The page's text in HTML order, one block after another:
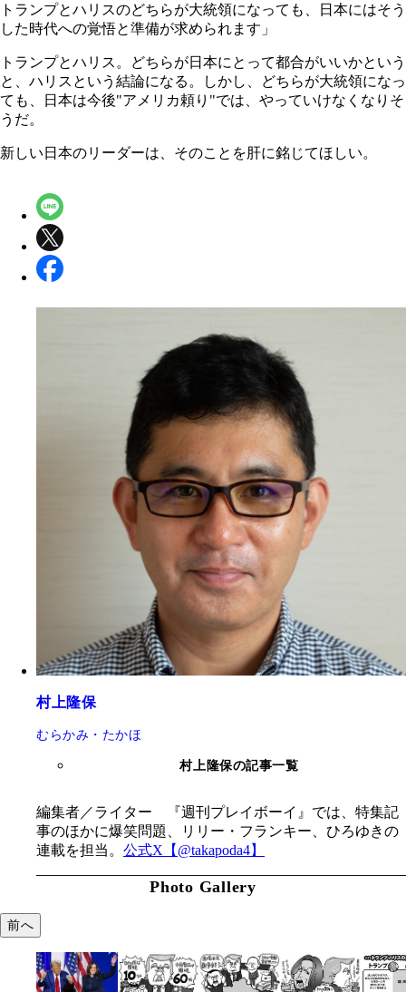
トランプとハリスのどちらが大統領になっても、日本にはそう
した時代への覚悟と準備が求められます」
トランプとハリス。どちらが日本にとって都合がいいかという
と、ハリスという結論になる。しかし、どちらが大統領になっ
ても、日本は今後"アメリカ頼り"では、やっていけなくなりそ
うだ。
新しい日本のリーダーは、そのことを肝に銘じてほしい。
村上隆保
むらかみ・たかほ
村上隆保の記事一覧
編集者／ライター 『週刊プレイボーイ』では、特集記
事のほかに爆笑問題、リリー・フランキー、ひろゆきの
連載を担当。 公式X【@takapoda4】
Photo Gallery
前へ